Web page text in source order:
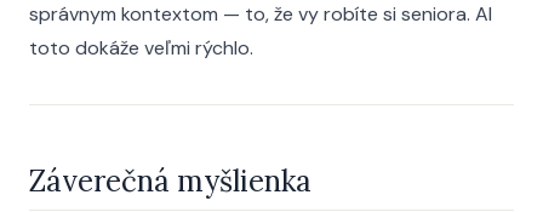
správnym kontextom — to, že vy robíte si seniora. AI
toto dokáže veľmi rýchlo.
Záverečná myšlienka